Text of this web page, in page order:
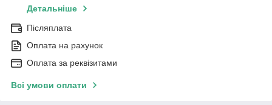
Детальніше
Післяплата
Оплата на рахунок
Оплата за реквізитами
Всі умови оплати